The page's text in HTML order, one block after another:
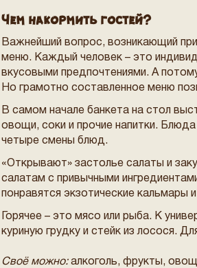
Чем накормить гостей?
Важнейший вопрос, возникающий
меню. Каждый человек – это
вкусовыми предпочтениями. А
Но грамотно составленное меню
В самом начале банкета на стол
овощи, соки и прочие напитки.
четыре смены блюд.
«Открывают» застолье салаты и
салатам с привычными
понравятся экзотические кальмары
Горячее – это мясо или рыба. К
куриную грудку и стейк из лосося.
Своё можно:алкоголь, фрукты,